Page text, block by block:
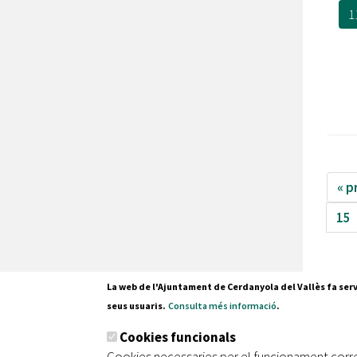
«
15
La web de l'Ajuntament de Cerdanyola del Vallès fa
seus usuaris. Consulta més informació.
Cookies funcionals